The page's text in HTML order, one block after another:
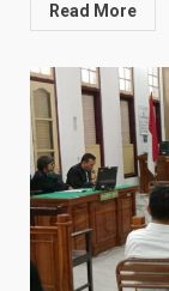
Read More